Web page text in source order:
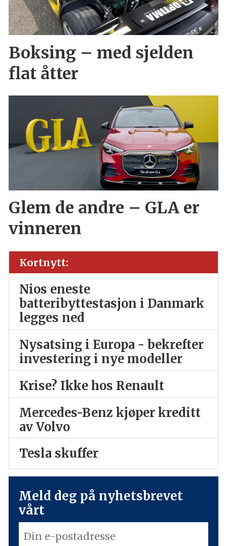
Boksing – med sjelden
flat åtter
Glem de andre – GLA er
vinneren
Kortnytt:
Nios eneste
batteribyttestasjon i Danmark
legges ned
Nysatsing i Europa - bekrefter
investering i nye modeller
Krise? Ikke hos Renault
Mercedes-Benz kjøper kreditt
av Volvo
Tesla skuffer
Meld deg på nyhetsbrevet
vårt